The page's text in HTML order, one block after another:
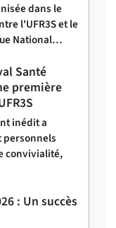
dans le
l'UFR3S et le
National…
Santé
première
inédit a
personnels
convivialité,
: Un succès